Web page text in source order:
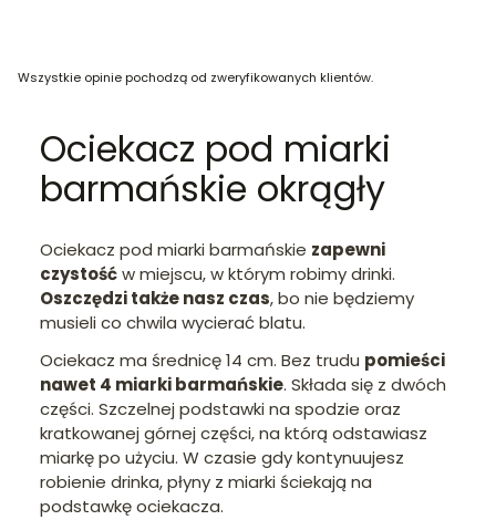
Wszystkie opinie pochodzą od zweryfikowanych klientów.
Ociekacz pod miarki
barmańskie okrągły
Ociekacz pod miarki barmańskie zapewni
czystośćw miejscu, w którym robimy drinki.
Oszczędzi także nasz czas, bo nie będziemy
musieli co chwila wycierać blatu.
Ociekacz ma średnicę 14 cm. Bez trudu pomieści
nawet 4 miarki barmańskie. Składa się z dwóch
części. Szczelnej podstawki na spodzie oraz
kratkowanej górnej części, na którą odstawiasz
miarkę po użyciu. W czasie gdy kontynuujesz
robienie drinka, płyny z miarki ściekają na
podstawkę ociekacza.